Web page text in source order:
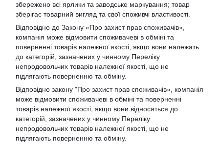
збережено всі ярлики та заводське маркування; товар
зберігає товарний вигляд та свої споживчі властивості.
Відповідно до Закону «Про захист прав споживачів»,
компанія може відмовити споживачеві в обміні та
поверненні товарів належної якості, якщо вони належать
до категорій, зазначених у чинному Переліку
непродовольчих товарів належної якості, що не
підлягають поверненню та обміну.
Відповідно закону "Про захист прав споживачів», компанія
може відмовити споживачеві в обміні та поверненні
товарів належної якості, якщо вони відносяться до
категорій, зазначених у чинному Переліку
непродовольчих товарів належної якості, що не
підлягають поверненню та обміну.